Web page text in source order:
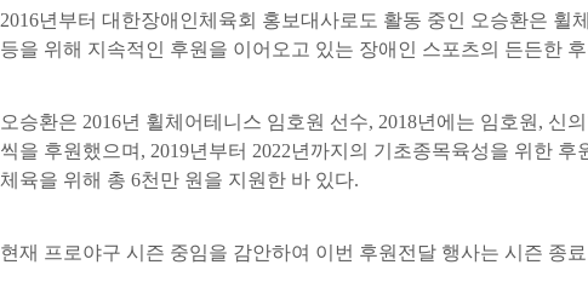
2016년부터 대한장애인체육회 홍보대사로도 활동 중인 오승환은 휠
등을 위해 지속적인 후원을 이어오고 있는 장애인 스포츠의 든든한
오승환은 2016년 휠체어테니스 임호원 선수, 2018년에는 임호원, 신
씩을 후원했으며, 2019년부터 2022년까지의 기초종목육성을 위한 후
체육을 위해 총 6천만 원을 지원한 바 있다.
현재 프로야구 시즌 중임을 감안하여 이번 후원전달 행사는 시즌 종